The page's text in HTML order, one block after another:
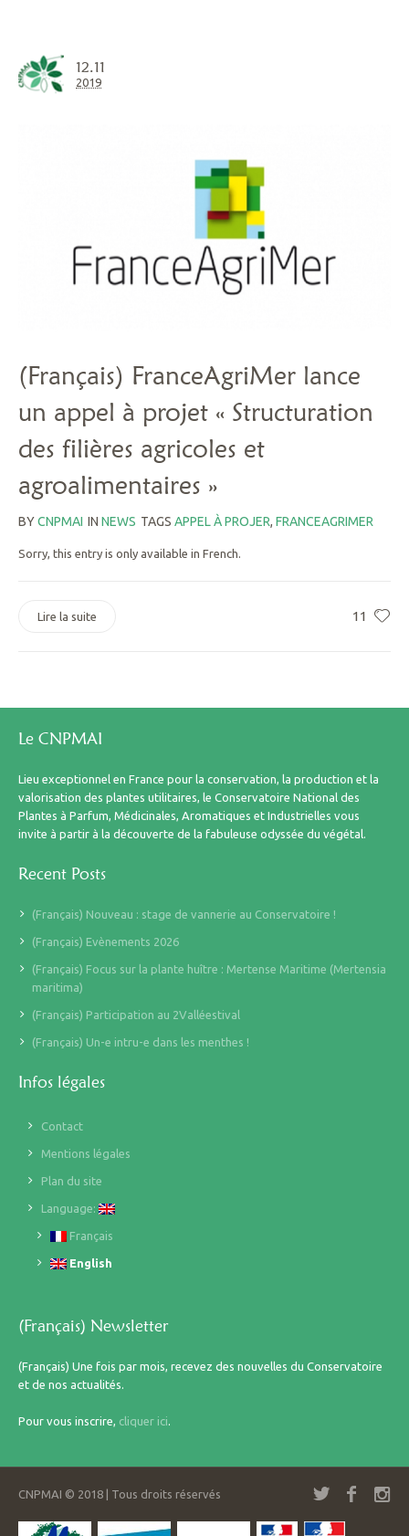
12.11
2019
(Français) FranceAgriMer lance
un appel à projet « Structuration
des filières agricoles et
agroalimentaires »
BYCNPMAI IN NEWS TAGS APPEL À PROJER, FRANCEAGRIMER
Sorry, this entry is only available in French.
11
Lire la suite
Le CNPMAI
Lieu exceptionnel en France pour la conservation, la production et la
valorisation des plantes utilitaires, le Conservatoire National des
Plantes à Parfum, Médicinales, Aromatiques et Industrielles vous
invite à partir à la découverte de la fabuleuse odyssée du végétal.
Recent Posts
(Français) Nouveau : stage de vannerie au Conservatoire !
(Français) Evènements 2026
(Français) Focus sur la plante huître : Mertense Maritime (Mertensia
maritima)
(Français) Participation au 2Valléestival
(Français) Un-e intru-e dans les menthes !
Infos légales
Contact
Mentions légales
Plan du site
Language:
Français
English
(Français) Newsletter
(Français) Une fois par mois, recevez des nouvelles du Conservatoire
et de nos actualités.
Pour vous inscrire, cliquer ici
CNPMAI © 2018 | Tous droits réservés